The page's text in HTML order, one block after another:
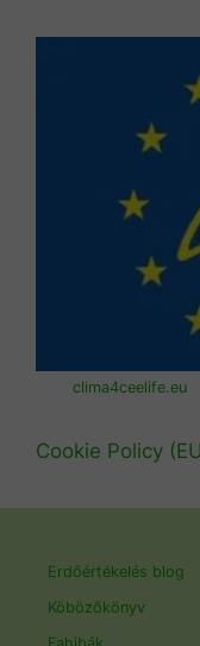
clima4ceelife.eu
Cookie Policy
Erdőértékelés blog
Köbözőkönyv